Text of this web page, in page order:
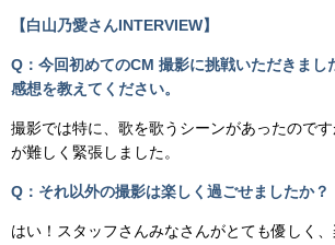
【白山乃愛さんINTERVIEW】
Q：今回初めてのCM 撮影に挑戦いただきまし
感想を教えてください。
撮影では特に、歌を歌うシーンがあったので
が難しく緊張しました。
Q：それ以外の撮影は楽しく過ごせましたか？
はい！スタッフさんみなさんがとても優しく